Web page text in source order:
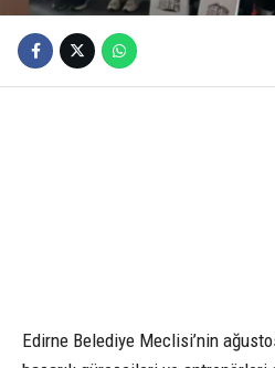
Edirne Belediye Meclisi’nin